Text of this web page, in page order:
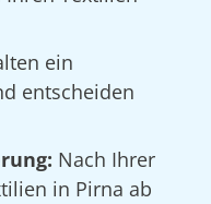
ein
entscheiden
Nach Ihrer
in Pirna ab